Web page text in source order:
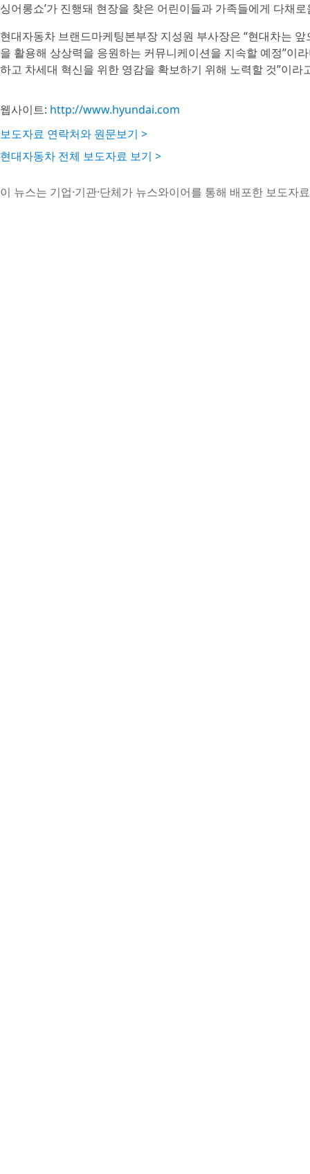
싱어롱쇼’가 진행돼 현장을 찾은 어린이들과 가족들에게 다채
현대자동차 브랜드마케팅본부장 지성원 부사장은 “현대차는
을 활용해 상상력을 응원하는 커뮤니케이션을 지속할 예정”이
하고 차세대 혁신을 위한 영감을 확보하기 위해 노력할 것”이라
웹사이트: http://www.hyundai.com
보도자료 연락처와 원문보기 >
현대자동차 전체 보도자료 보기 >
이 뉴스는 기업·기관·단체가 뉴스와이어를 통해 배포한 보도자